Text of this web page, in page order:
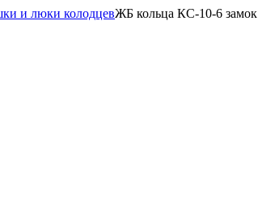
и люки колодцевЖБ кольца КС-10-6 замок